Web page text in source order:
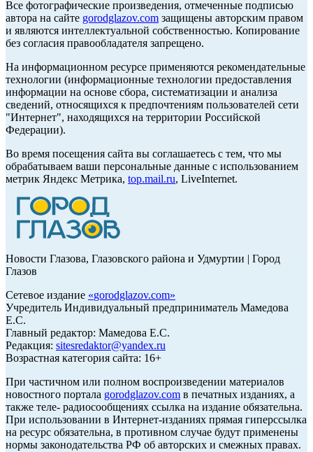
Все фотографические произведения, отмеченные подписью
автора на сайте gorodglazov.com защищены авторским правом
и являются интеллектуальной собственностью. Копирование
без согласия правообладателя запрещено.
На информационном ресурсе применяются рекомендательные
технологии (информационные технологии предоставления
информации на основе сбора, систематизации и анализа
сведений, относящихся к предпочтениям пользователей сети
"Интернет", находящихся на территории Российской
Федерации).
Во время посещения сайта вы соглашаетесь с тем, что мы
обрабатываем ваши персональные данные с использованием
метрик Яндекс Метрика, top.mail.ru, LiveInternet.
Новости Глазова, Глазовского района и Удмуртии | Город
Глазов
Сетевое издание «gorodglazov.com»
Учредитель Индивидуальный предприниматель Мамедова
Е.С.
Главный редактор: Мамедова Е.С.
Редакция: sitesredaktor@yandex.ru
Возрастная категория сайта: 16+
При частичном или полном воспроизведении материалов
новостного портала gorodglazov.com в печатных изданиях, а
также теле- радиосообщениях ссылка на издание обязательна.
При использовании в Интернет-изданиях прямая гиперссылка
на ресурс обязательна, в противном случае будут применены
нормы законодательства РФ об авторских и смежных правах.